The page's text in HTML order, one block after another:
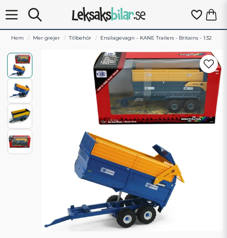
Hem Mer grejer Tillbehör Ensilagevagn - KANE Trailers - Britains - 1:32